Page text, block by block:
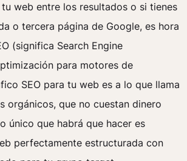
web entre los resultados o si tienes
o tercera página de Google, es hora
(significa Search Engine
para motores de
SEO para tu web es a lo que llama
orgánicos, que no cuestan dinero
único que habrá que hacer es
perfectamente estructurada con